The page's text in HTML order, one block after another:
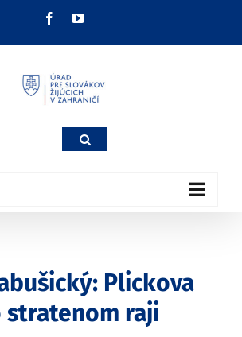
FacebookYouTube
Plickova
stratenom raji